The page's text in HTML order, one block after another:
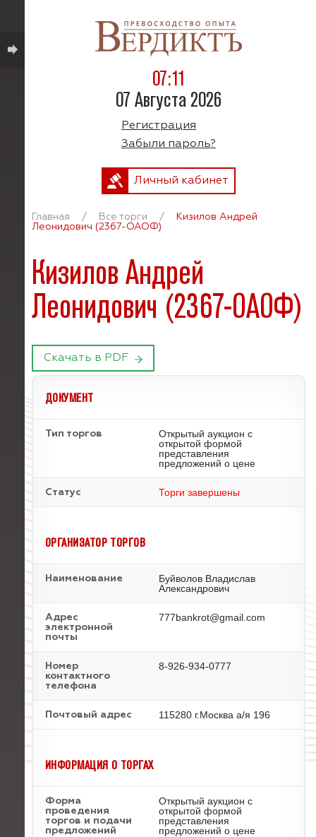
07:11
07 Августа 2026
Регистрация
Забыли пароль?
Личный кабинет
Главная / Все торги /
Кизилов Андрей
Леонидович (2367-ОАОФ)
Кизилов Андрей
Леонидович (2367-ОАОФ)
Скачать в PDF
ДОКУМЕНТ
Тип торгов
Открытый аукцион с
открытой формой
представления
предложений о цене
Статус Торги завершены
ОРГАНИЗАТОР ТОРГОВ
Наименование
Буйволов Владислав
Александрович
Адрес
электронной
почты
777bankrot@gmail.com
Номер
контактного
телефона
8-926-934-0777
Почтовый адрес 115280 г.Москва а/я 196
ИНФОРМАЦИЯ О ТОРГАХ
Форма
проведения
торгов и подачи
предложений
Открытый аукцион с
открытой формой
представления
предложений о цене